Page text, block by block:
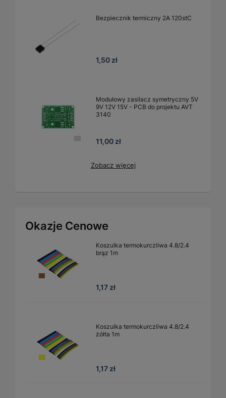
Bezpiecznik termiczny 2A 120stC
1,50 zł
Modułowy zasilacz symetryczny 5V
9V 12V 15V - PCB do projektu AVT
3140
11,00 zł
Zobacz więcej
Okazje Cenowe
Koszulka termokurczliwa 4.8/2.4
brąz 1m
1,17 zł
Koszulka termokurczliwa 4.8/2.4
żółta 1m
1,17 zł